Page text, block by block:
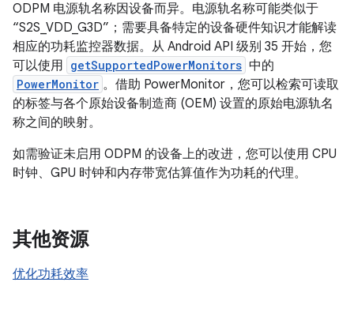
ODPM 电源轨名称因设备而异。电源轨名称可能类似于
“S2S_VDD_G3D”；需要具备特定的设备硬件知识才能解读
相应的功耗监控器数据。从 Android API 级别 35 开始，您
可以使用 getSupportedPowerMonitors 中的
PowerMonitor 。借助 PowerMonitor，您可以检索可读取
的标签与各个原始设备制造商 (OEM) 设置的原始电源轨名
称之间的映射。
如需验证未启用 ODPM 的设备上的改进，您可以使用 CPU
时钟、GPU 时钟和内存带宽估算值作为功耗的代理。
其他资源
优化功耗效率